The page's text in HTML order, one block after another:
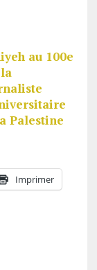
au 100e
Palestine
Imprimer